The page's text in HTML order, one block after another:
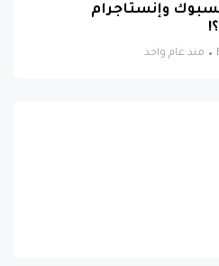
وإنستاجرام
منذ عام واحد